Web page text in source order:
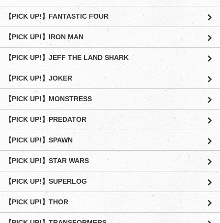
【PICK UP!】FANTASTIC FOUR
【PICK UP!】IRON MAN
【PICK UP!】JEFF THE LAND SHARK
【PICK UP!】JOKER
【PICK UP!】MONSTRESS
【PICK UP!】PREDATOR
【PICK UP!】SPAWN
【PICK UP!】STAR WARS
【PICK UP!】SUPERLOG
【PICK UP!】THOR